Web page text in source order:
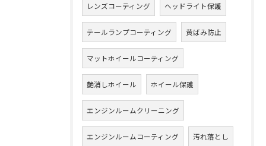
レンズコーティング ヘッドライト保護
テールランプコーティング 黄ばみ防止
マットホイールコーティング
艶消しホイール ホイール保護
エンジンルームクリーニング
エンジンルームコーティング 汚れ落とし